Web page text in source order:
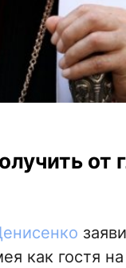
от
как гостя